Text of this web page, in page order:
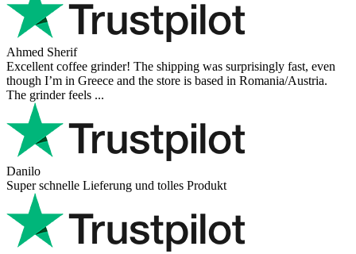
Ahmed Sherif
Excellent coffee grinder! The shipping was surprisingly fast, even
though I’m in Greece and the store is based in Romania/Austria.
The grinder feels ...
Danilo
Super schnelle Lieferung und tolles Produkt